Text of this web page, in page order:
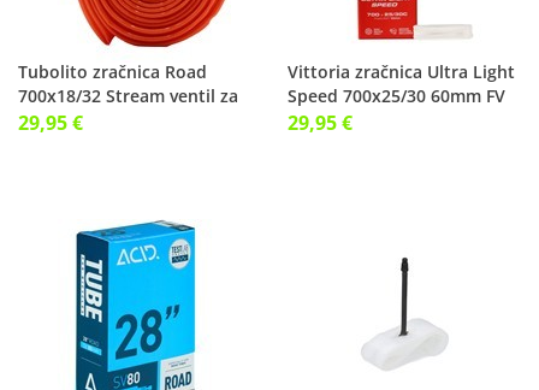
Tubolito zračnica Road
700x18/32 Stream ventil za
Newmen
29,95 €
Vittoria zračnica Ultra Light
Speed 700x25/30 60mm FV
ventil
29,95 €